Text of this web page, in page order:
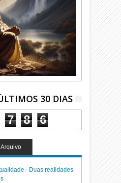
30 DIAS
7 8 6
Arquivo
- Duas realidades